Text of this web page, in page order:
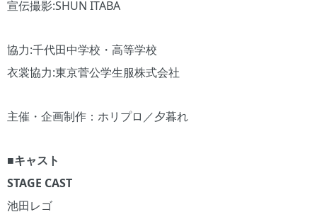
宣伝撮影:SHUN ITABA
協力:千代田中学校・高等学校
衣裳協力:東京菅公学生服株式会社
主催・企画制作：ホリプロ／夕暮れ
■キャスト
STAGE CAST
池田レゴ